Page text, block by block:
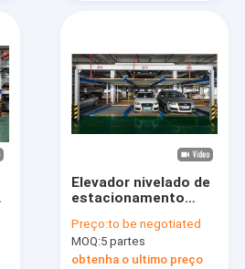
Elevador nivelado de
estacionamento
deslizante do
estacionamento do
sistema 2000kg 2 do
Preço:to be negotiated
MOQ:5 partes
obtenha o ultimo preço